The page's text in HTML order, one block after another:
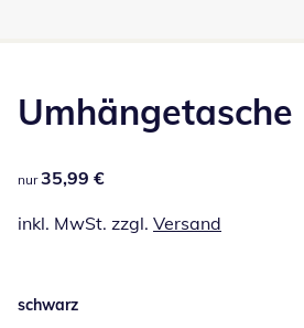
Umhängetasche
35,99 €
nur 35,99 €
inkl. MwSt. zzgl. Versand
schwarz